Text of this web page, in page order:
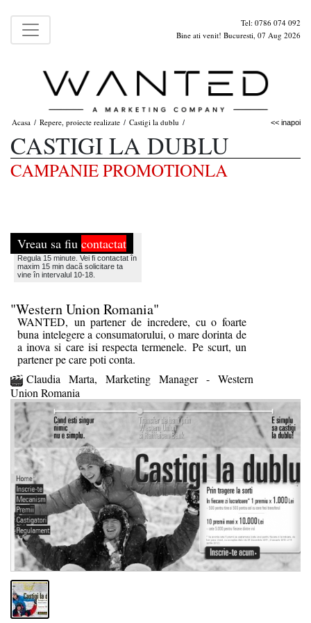
Tel: 0786 074 092
Bine ati venit! Bucuresti, 07 Aug 2026
Acasa / Repere, proiecte realizate / Castigi la dublu /
CASTIGI LA DUBLU
CAMPANIE PROMOTIONLA
<< inapoi
Vreau sa fiu contactat
Regula 15 minute. Vei fi contactat în
maxim 15 min dacã solicitare ta
vine în intervalul 10-18.
"Western Union Romania"
WANTED, un partener de incredere, cu o foarte
buna intelegere a consumatorului, o mare dorinta de
a inova si care isi respecta termenele. Pe scurt, un
partener pe care poti conta.
Claudia Marta, Marketing Manager - Western
Union Romania